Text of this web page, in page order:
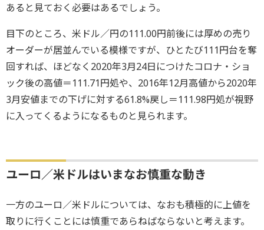
あると見ておく必要はあるでしょう。
目下のところ、米ドル／円の111.00円前後には厚めの売り
オーダーが居並んでいる模様ですが、ひとたび111円台を奪
回すれば、ほどなく2020年3月24日につけたコロナ・ショ
ック後の高値＝111.71円処や、2016年12月高値から2020年
3月安値までの下げに対する61.8%戻し＝111.98円処が視野
に入ってくるようになるものと見られます。
ユーロ／米ドルはいまなお慎重な動き
一方のユーロ／米ドルについては、なおも積極的に上値を
取りに行くことには慎重であらねばならないと考えます。